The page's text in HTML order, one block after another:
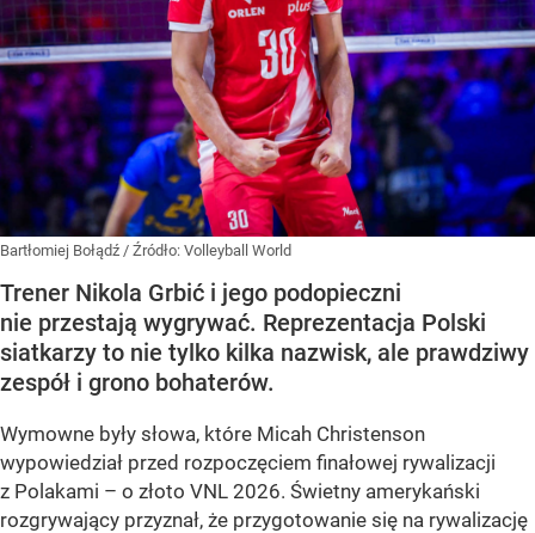
Bartłomiej Bołądź / Źródło: Volleyball World
Trener Nikola Grbić i jego podopieczni
nie przestają wygrywać. Reprezentacja Polski
siatkarzy to nie tylko kilka nazwisk, ale prawdziwy
zespół i grono bohaterów.
Wymowne były słowa, które Micah Christenson
wypowiedział przed rozpoczęciem finałowej rywalizacji
z Polakami – o złoto VNL 2026. Świetny amerykański
rozgrywający przyznał, że przygotowanie się na rywalizację